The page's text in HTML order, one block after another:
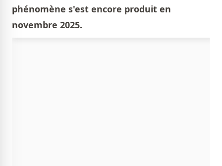
phénomène s'est encore produit en
novembre 2025.